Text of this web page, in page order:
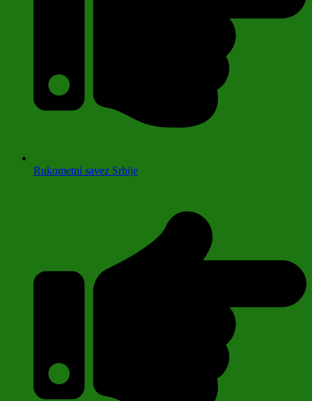
Rukometni savez Srbije